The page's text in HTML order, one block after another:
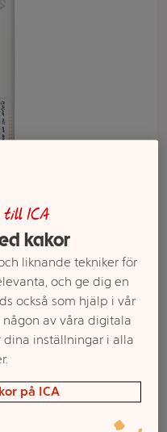
handla
butikerna
till ICA
kakor
liknande tekniker för
och ge dig en
också som hjälp i vår
någon av våra digitala
inställningar i alla
på ICA